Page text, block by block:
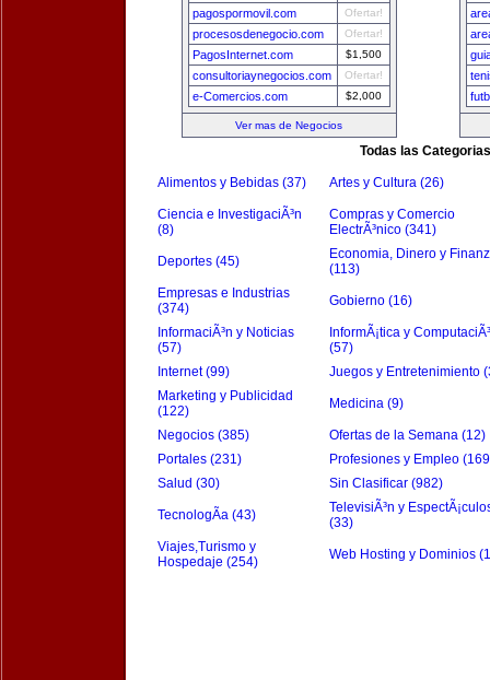
pagospormovil.com Ofertar!
procesosdenegocio.com Ofertar!
PagosInternet.com $1,500
consultoriaynegocios.com Ofertar!
e-Comercios.com $2,000
Ver mas de Negocios
Todas las Categorias
Alimentos y Bebidas (37) Artes y Cultura (26)
Ciencia e InvestigaciÃ³n
(8)
Compras y Comercio
ElectrÃ³nico (341)
Deportes (45)
Economia, Dinero y
(113)
Empresas e Industrias
(374)
Gobierno (16)
InformaciÃ³n y Noticias
(57)
InformÃ¡tica y
(57)
Internet (99)
Juegos y Entretenimiento
Marketing y Publicidad
(122)
Medicina (9)
Negocios (385)
Ofertas de la Semana (12)
Portales (231)
Profesiones y Empleo
Salud (30)
Sin Clasificar (982)
TecnologÃ­a (43)
TelevisiÃ³n y
(33)
Viajes,Turismo y
Hospedaje (254)
Web Hosting y Dominios